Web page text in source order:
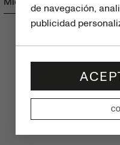
de navegación,
publicidad